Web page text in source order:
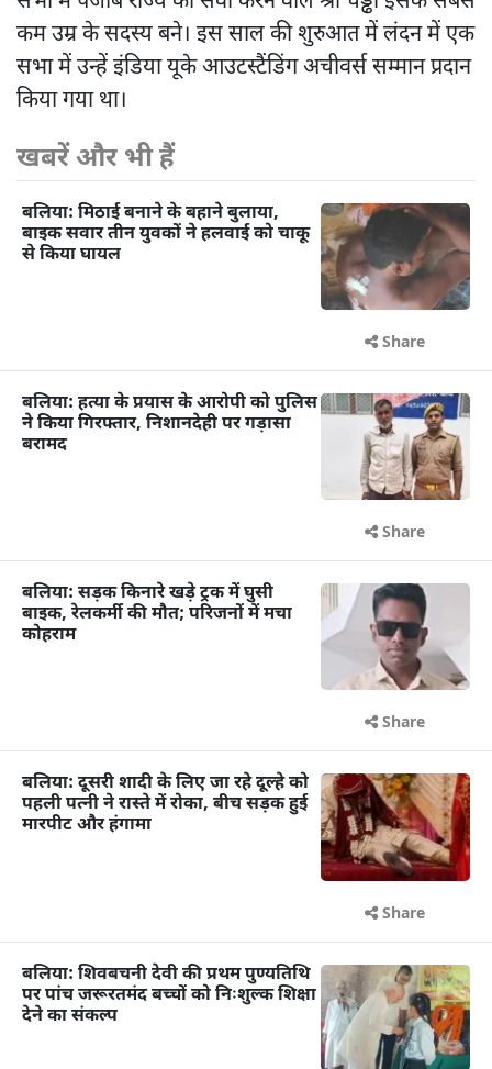
कम उम्र के सदस्य बने। इस साल की शुरुआत में लंदन में एक
सभा में उन्हें इंडिया यूके आउटस्टैंडिंग अचीवर्स सम्मान प्रदान
किया गया था।
खबरें और भी हैं
बलिया: मिठाई बनाने के बहाने बुलाया,
बाइक सवार तीन युवकों ने हलवाई को चाकू
से किया घायल
Share
बलिया: हत्या के प्रयास के आरोपी को पुलिस
ने किया गिरफ्तार, निशानदेही पर गड़ासा
बरामद
Share
बलिया: सड़क किनारे खड़े ट्रक में घुसी
बाइक, रेलकर्मी की मौत; परिजनों में मचा
कोहराम
Share
बलिया: दूसरी शादी के लिए जा रहे दूल्हे को
पहली पत्नी ने रास्ते में रोका, बीच सड़क हुई
मारपीट और हंगामा
Share
बलिया: शिवबचनी देवी की प्रथम पुण्यतिथि
पर पांच जरूरतमंद बच्चों को निःशुल्क शिक्षा
देने का संकल्प